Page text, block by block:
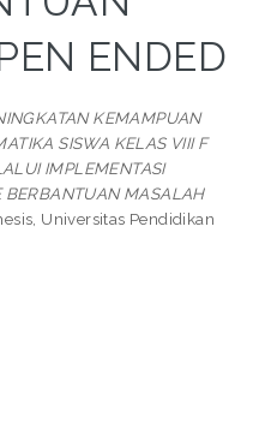
ENDED
KEMAMPUAN
SISWA KELAS VIII F
IMPLEMENTASI
BERBANTUAN MASALAH
Universitas Pendidikan